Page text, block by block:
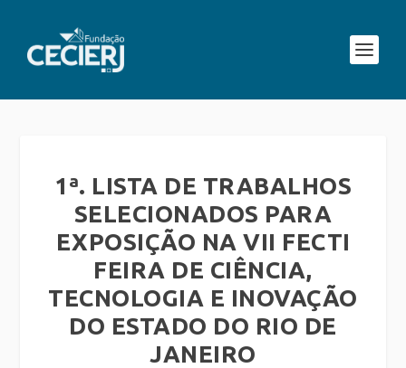
1ª. LISTA DE TRABALHOS
SELECIONADOS PARA
EXPOSIÇÃO NA VII FECTI
FEIRA DE CIÊNCIA,
TECNOLOGIA E INOVAÇÃO
DO ESTADO DO RIO DE
JANEIRO